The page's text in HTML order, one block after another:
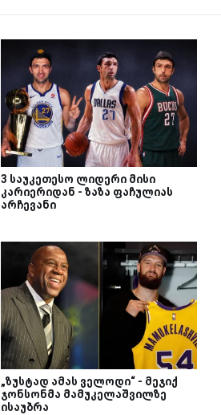
3 საუკეთესო ლიდერი მისი
კარიერიდან - ზაზა ფაჩულიას
არჩევანი
„ზუსტად ამას ველოდი“ - მეჯიქ
ჯონსონმა მამუკელაშვილზე
ისაუბრა